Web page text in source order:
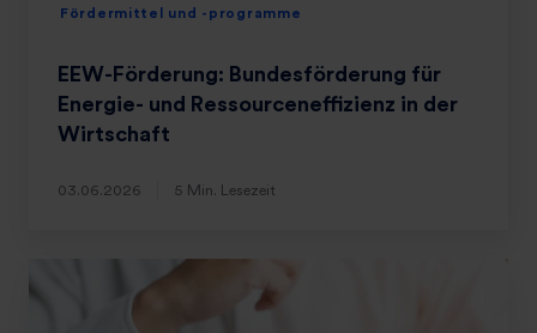
Fördermittel und -programme
EEW-Förderung: Bundesförderung für
Energie- und Ressourceneffizienz in der
Wirtschaft
03.06.2026 5 Min. Lesezeit